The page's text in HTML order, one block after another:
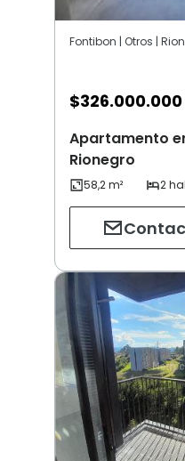
Fontibon | Otros |
$326.000.000
Apartamento
Rionegro